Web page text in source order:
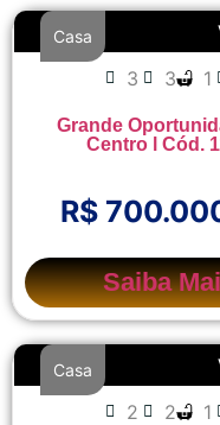
Casa
3 3 1
Grande
Centro l Cód.
R$
Saiba
Casa
2 2 1